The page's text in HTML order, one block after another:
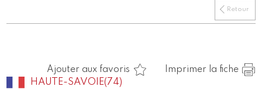
Retour
HAUTE-SAVOIE(74)
Ajouter aux favoris Imprimer la fiche